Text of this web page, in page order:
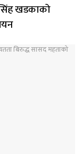
सिंह खडकाको